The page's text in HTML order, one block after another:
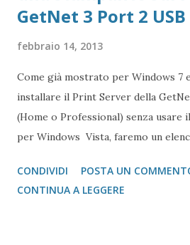
GetNet 3 Port 2 USB
febbraio 14, 2013
Come già mostrato per Windows 7
installare il Print Server della
(Home o Professional) senza usare
per Windows Vista, faremo un
Il modello è il seguente: GetNet
USB Scegliendo Standard TCP/IP
CONDIVIDI
POSTA UN
CONTINUA A LEGGERE